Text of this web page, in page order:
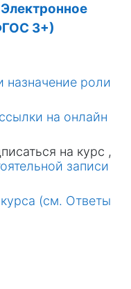
3+)
роли
на онлайн
на курс ,
записи
(см. Ответы